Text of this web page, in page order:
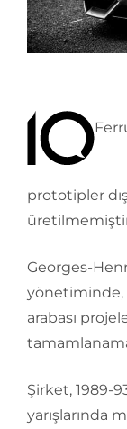
prototipler
Georges-
yönetiminde,
arabası
Şirket, 1989-
yarışlarında